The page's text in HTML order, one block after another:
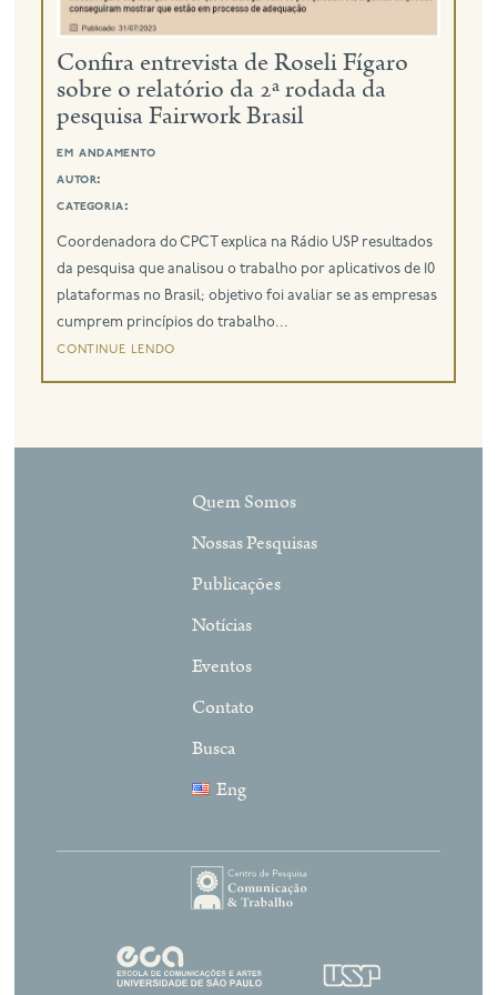
eng
Confira entrevista de Roseli Fígaro
sobre o relatório da 2ª rodada da
pesquisa Fairwork Brasil
em andamento
autor:
categoria:
Coordenadora do CPCT explica na Rádio USP resultados
da pesquisa que analisou o trabalho por aplicativos de 10
plataformas no Brasil; objetivo foi avaliar se as empresas
cumprem princípios do trabalho...
continue lendo
Quem Somos
Nossas Pesquisas
Publicações
Notícias
Eventos
Contato
Busca
Eng